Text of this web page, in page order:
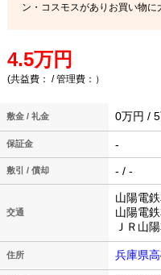
ン・コスモスがありお買い物
4.5万円
(共益費： / 管理費：）
敷金 / 礼金 0万円 /
保証金 -
敷引 / 償却 - / -
交通
山陽電
山陽電
ＪＲ山
住所 兵庫県